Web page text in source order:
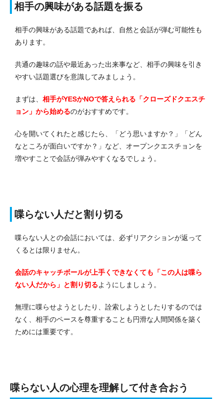
相手の興味がある話題を振る
相手の興味がある話題であれば、自然と会話が弾む可能性も
あります。
共通の趣味の話や最近あった出来事など、相手の興味を引き
やすい話題選びを意識してみましょう。
まずは、 相手がYESかNOで答えられる「クローズドクエスチ
ョン」から始めるのがおすすめです。
心を開いてくれたと感じたら、「どう思いますか？」「どん
なところが面白いですか？」など、オープンクエスチョンを
増やすことで会話が弾みやすくなるでしょう。
喋らない人だと割り切る
喋らない人との会話においては、必ずリアクションが返って
くるとは限りません。
会話のキャッチボールが上手くできなくても「この人は喋ら
ない人だから」と割り切るようにしましょう。
無理に喋らせようとしたり、詮索しようとしたりするのでは
なく、相手のペースを尊重することも円滑な人間関係を築く
ためには重要です。
喋らない人の心理を理解して付き合おう